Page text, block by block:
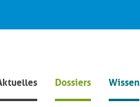
Dossiers Wissen